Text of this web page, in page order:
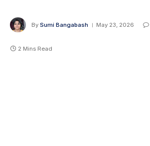
By Sumi Bangabash May 23, 2026
2 Mins Read